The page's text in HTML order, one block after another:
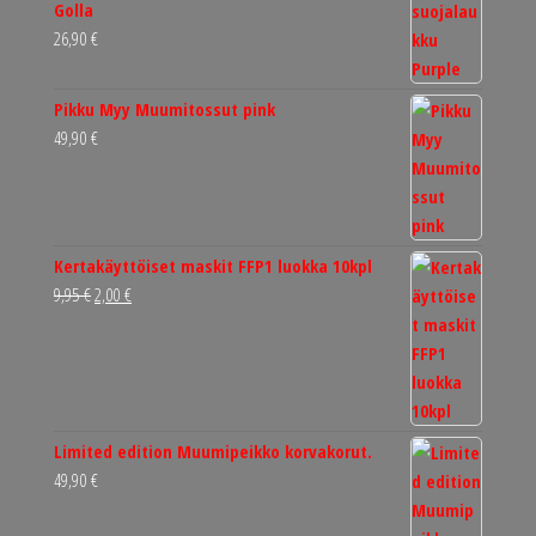
Golla
26,90 €
Pikku Myy Muumitossut pink
49,90 €
Kertakäyttöiset maskit FFP1 luokka 10kpl
9,95€Alkuperäinen
2,00 €Nykyinen
Limited edition Muumipeikko korvakorut.
49,90 €